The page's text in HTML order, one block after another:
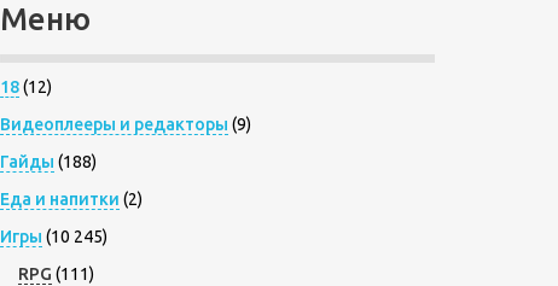
Меню
18(12)
Видеоплееры и редакторы (9)
Гайды (188)
Еда и напитки (2)
Игры (10 245)
RPG (111)